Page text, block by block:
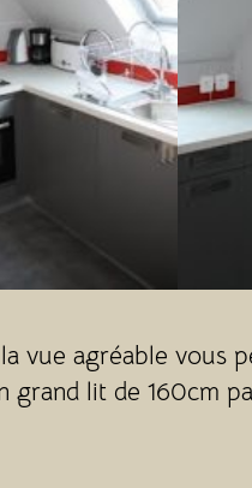
vue agréable vous
grand lit de 160cm